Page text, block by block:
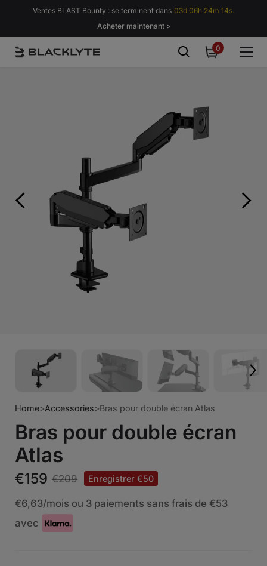
Passer au contenu
Ventes BLAST Bounty : se terminent dans 03d 06h 24m 13s.
Acheter maintenant >
00
Home>Accessories>Bras pour double écran Atlas
Bras pour double écran
Atlas
€159 €209 Enregistrer €50
€6,63/mois ou 3 paiements sans frais de €53
avec